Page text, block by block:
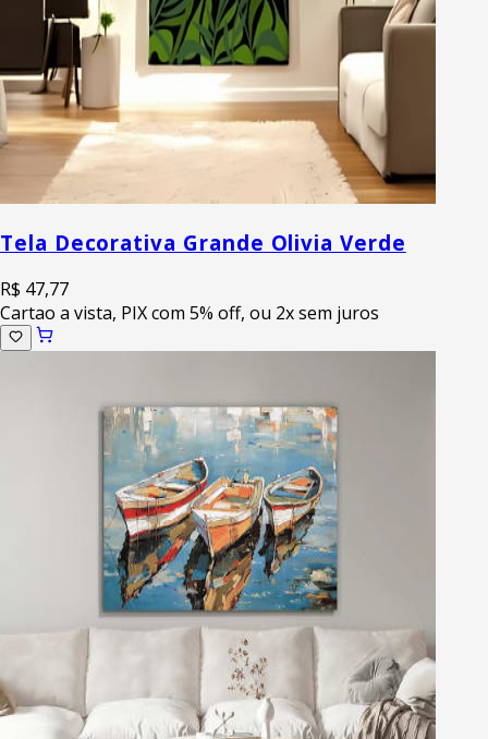
Tela Decorativa Grande Olivia Verde
R$ 47,77
Cartao a vista, PIX com 5% off, ou 2x sem juros